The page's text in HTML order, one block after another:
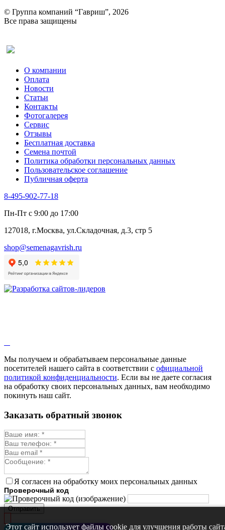
Ревень
Рукола
Рута
Тмин
Трава для чая
Туласи
Укроп
Фенхель пряный
Хризантема овощная
Цикорий пряный
Цикорий салатный (Витлуф)
Черемша
Шпинат
Щавель
Эндивий
Эстрагон
Алтей
Бессмертник
Валериана
Валерианелла
Гибискус лекарственный
Девясил
Душица
Змееголовник
Мыльнянка
Мята
Овсяный корень
Огуречная трава
Пустырник
Репешок
Синюха
Смесь лекарственных
Стевия
Тимьян ползучий (чабрец)
Фенхель лекарственный
Цикорий лекарственный
Череда лекарственная
© Группа компаний “Гавриш”, 2026
Все права защищены
О компании
Оплата
Новости
Статьи
Контакты
Фотогалерея​
Сервис
Отзывы
Бесплатная доставка
Семена почтой
Политика обработки персональных данных
Пользовательское соглашение
Публичная оферта
8-495-902-77-18
Пн-Пт с 9:00 до 17:00
127018, г.Москва, ул.Складочная, д.3, стр 5
shop@semenagavrish.ru
Мы получаем и обрабатываем персональные данные
посетителей нашего сайта в соответствии с официальной
политикой конфиденциальности. Если вы не даете согласия
на обработку своих персональных данных, вам необходимо
покинуть наш сайт.
Этот сайт использует файлы cookie для улучшения работы
Заказать обратный звонок
Я согласен на обработку моих персональных данных
Проверочный код
Отправить